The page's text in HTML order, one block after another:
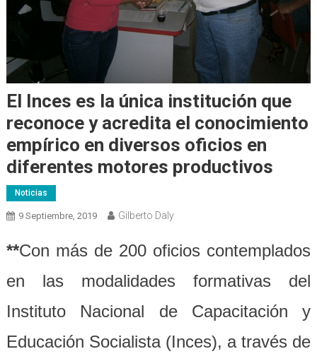
El Inces es la única institución que
reconoce y acredita el conocimiento
empírico en diversos oficios en
diferentes motores productivos
Noticias
9 Septiembre, 2019 Gilberto Daly
**Con más de 200 oficios contemplados
en las modalidades formativas del
Instituto Nacional de Capacitación y
Educación Socialista (Inces), a través de